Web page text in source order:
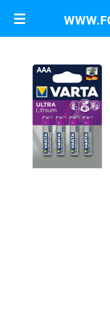
Ga
hoofdinhoud